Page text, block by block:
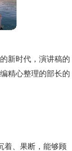
新时代，演讲稿的
精心整理的部长的
着、果断，能够顾